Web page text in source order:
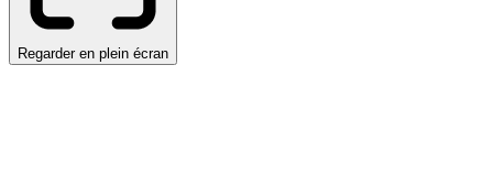
Regarder en plein écran